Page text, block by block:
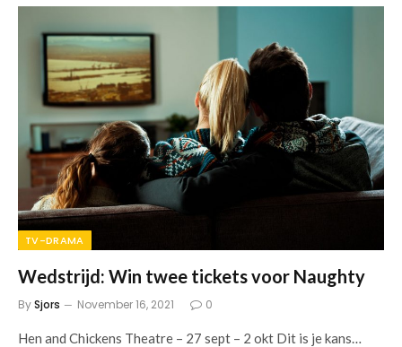
TV-DRAMA
Wedstrijd: Win twee tickets voor Naughty
BySjors November 16, 2021 0
Hen and Chickens Theatre – 27 sept – 2 okt Dit is je kans…